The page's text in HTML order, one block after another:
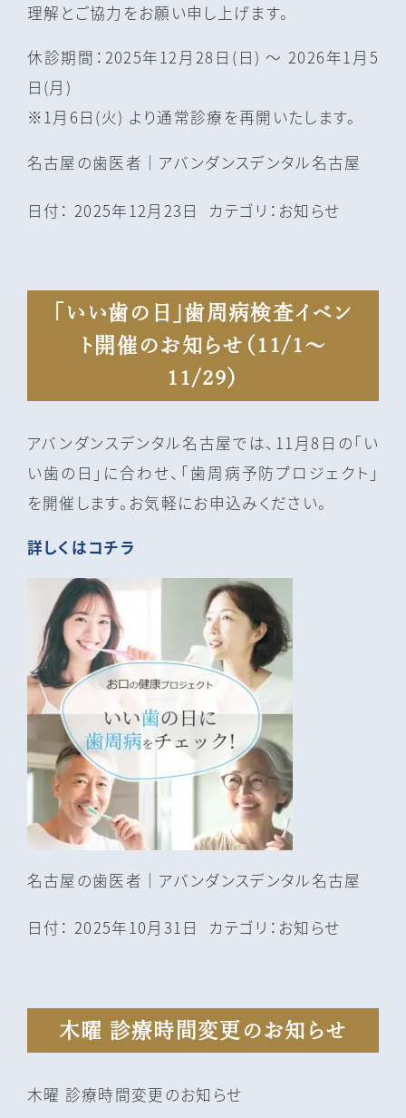
理解とご協力をお願い申し上げます。
休診期間：2025年12月28日(日) ～ 2026年1月5
日(月)
※1月6日(火) より通常診療を再開いたします。
名古屋の⻭医者｜アバンダンスデンタル名古屋
日付： 2025年12月23日 カテゴリ： お知らせ
「いい歯の日」歯周病検査イベン
ト開催のお知らせ（11/1～
11/29）
アバンダンスデンタル名古屋では、11月8日の「い
い歯の日」に合わせ、「歯周病予防プロジェクト」
を開催します。お気軽にお申込みください。
詳しくはコチラ
名古屋の⻭医者｜アバンダンスデンタル名古屋
日付：2025年10月31日 カテゴリ： お知らせ
木曜 診療時間変更のお知らせ
木曜 診療時間変更のお知らせ